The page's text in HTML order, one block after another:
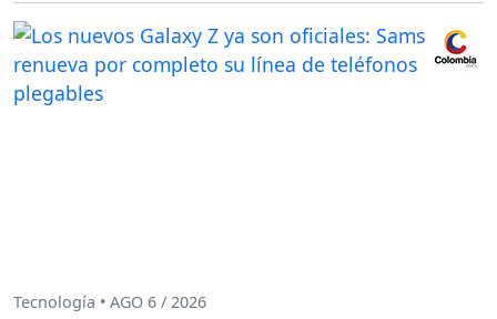
Tecnología • AGO 6 / 2026